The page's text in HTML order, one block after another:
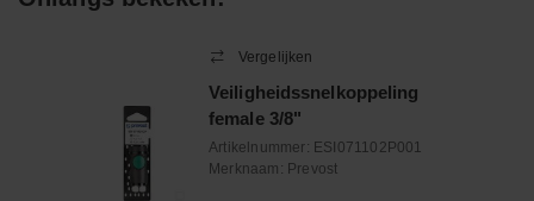
Vergelijken
Veiligheidssnelkoppeling
female 3/8"
Artikelnummer: ESI071102P001
Merknaam: Prevost